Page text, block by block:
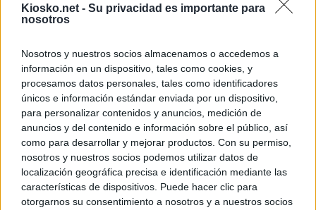
Kiosko.net - Su privacidad es importante para
nosotros
Nosotros y nuestros socios almacenamos o accedemos a
información en un dispositivo, tales como cookies, y
procesamos datos personales, tales como identificadores
únicos e información estándar enviada por un dispositivo,
para personalizar contenidos y anuncios, medición de
anuncios y del contenido e información sobre el público, así
como para desarrollar y mejorar productos. Con su permiso,
nosotros y nuestros socios podemos utilizar datos de
localización geográfica precisa e identificación mediante las
características de dispositivos. Puede hacer clic para
otorgarnos su consentimiento a nosotros y a nuestros socios